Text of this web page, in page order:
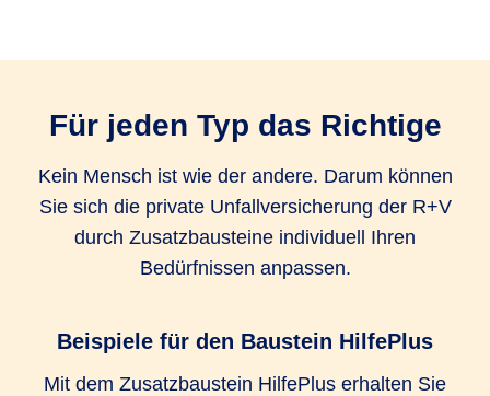
Unfall-Service (Bergungskosten und
Serviceleistungen)
Kosten für kosmetische Operationen
Für jeden Typ das Richtige
Kein Mensch ist wie der andere. Darum können
Sie sich die private Unfallversicherung der R+V
durch Zusatzbausteine individuell Ihren
Bedürfnissen anpassen.
Beispiele für den Baustein HilfePlus
Mit dem Zusatzbaustein HilfePlus erhalten Sie